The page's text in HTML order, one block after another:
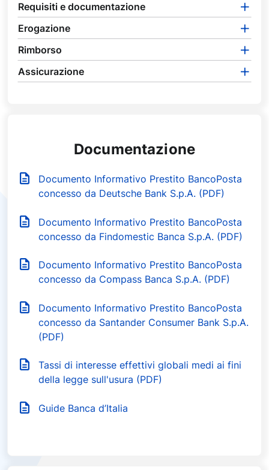
Requisiti e documentazione
Erogazione
Rimborso
Assicurazione
Documentazione
Documento Informativo Prestito BancoPosta
concesso da Deutsche Bank S.p.A. (PDF)
Documento Informativo Prestito BancoPosta
concesso da Findomestic Banca S.p.A. (PDF)
Documento Informativo Prestito BancoPosta
concesso da Compass Banca S.p.A. (PDF)
Documento Informativo Prestito BancoPosta
concesso da Santander Consumer Bank S.p.A.
(PDF)
Tassi di interesse effettivi globali medi ai fini
della legge sull'usura (PDF)
Guide Banca d’Italia